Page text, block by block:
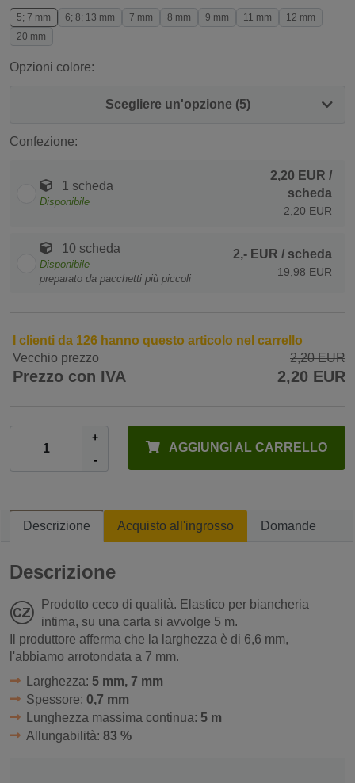
5; 7 mm 6; 8; 13 mm 7 mm 8 mm 9 mm 11 mm
12 mm
20 mm
Opzioni colore:
Scegliere un'opzione (5)
Confezione:
1 scheda
Disponibile
2,20 EUR /
scheda
2,20 EUR
10 scheda
Disponibile
preparato da pacchetti più piccoli
2,- EUR / scheda
19,98 EUR
I clienti da 126 hanno questo articolo nel carrello
Vecchio prezzo
2,20 EUR
Prezzo con IVA 2,20 EUR
+
-
AGGIUNGI AL CARRELLO
Descrizione Acquisto all'ingrosso Domande
Descrizione
Prodotto ceco di qualità. Elastico per biancheria
intima, su una carta si avvolge 5 m.
Il produttore afferma che la larghezza è di 6,6 mm,
l'abbiamo arrotondata a 7 mm.
Larghezza: 5 mm, 7 mm
Spessore: 0,7 mm
Lunghezza massima continua: 5 m
Allungabilità: 83 %